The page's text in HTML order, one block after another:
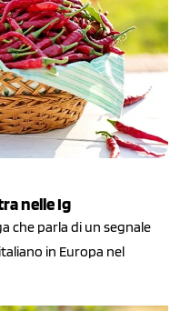
nelle Ig
che parla di un segnale
in Europa nel